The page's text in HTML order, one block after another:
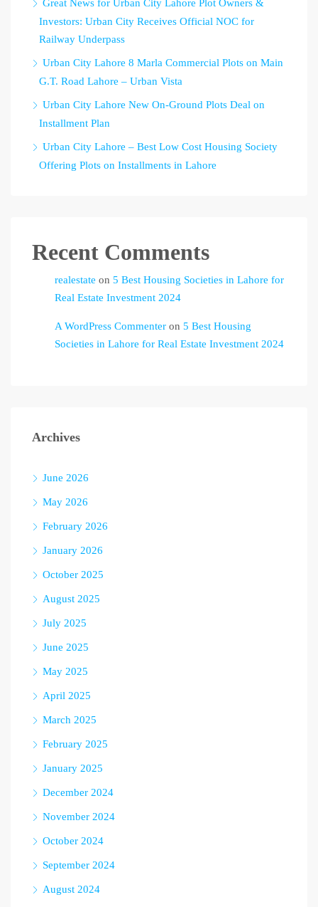
Great News for Urban City Lahore Plot Owners &
Investors: Urban City Receives Official NOC for
Railway Underpass
Urban City Lahore 8 Marla Commercial Plots on Main
G.T. Road Lahore – Urban Vista
Urban City Lahore New On-Ground Plots Deal on
Installment Plan
Urban City Lahore – Best Low Cost Housing Society
Offering Plots on Installments in Lahore
Recent Comments
realestate on 5 Best Housing Societies in Lahore for
Real Estate Investment 2024
A WordPress Commenter on 5 Best Housing
Societies in Lahore for Real Estate Investment 2024
Archives
June 2026
May 2026
February 2026
January 2026
October 2025
August 2025
July 2025
June 2025
May 2025
April 2025
March 2025
February 2025
January 2025
December 2024
November 2024
October 2024
September 2024
August 2024